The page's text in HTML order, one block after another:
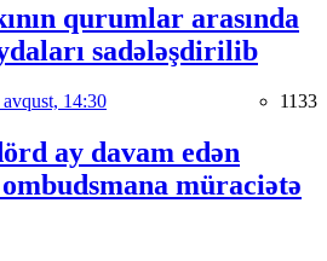
qurumlar arasında
sadələşdirilib
14:30 1133
ay davam edən
müraciətə